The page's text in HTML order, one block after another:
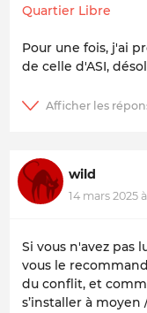
Quartier Libre
Pour une fois, j'ai
de celle d'ASI,
wild
14 mars 2025
Si vous n'avez pas
vous le
du conflit, et
s’installer à